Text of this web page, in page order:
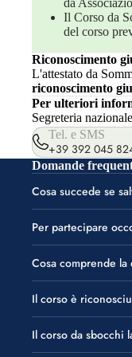
da
Il Corso da
del corso
Riconoscimento
L'attestato da
riconoscimento
Per ulteriori
Segreteria nazionale
Tel. e SMS
+39 392 045
Domande
Cosa succede se
Per partecipare
Cosa comprende
Il corso è
Il corso da sbocchi